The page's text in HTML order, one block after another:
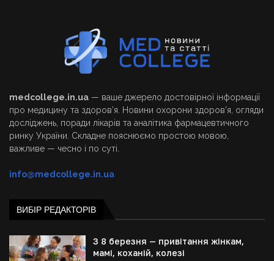
medcollege.in.ua — ваше джерело достовірної інформації
про медицину та здоров’я. Новини охорони здоров’я, огляди
досліджень, поради лікарів та аналітика фармацевтичного
ринку України. Складне пояснюємо простою мовою,
важливе — чесно і по суті.
info@medcollege.in.ua
ВИБІР РЕДАКТОРІВ
З 8 березня — привітання жінкам,
мамі, коханій, колезі